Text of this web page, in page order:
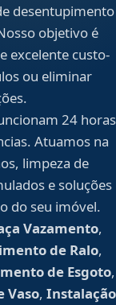
desentupimento
objetivo é
excelente custo-
ou eliminar
24 horas
Atuamos na
limpeza de
e soluções
do seu imóvel.
Vazamento,
de Ralo,
de Esgoto,
Vaso, Instalação